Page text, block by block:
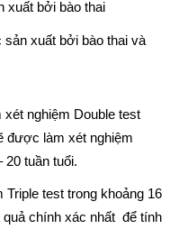
xuất bởi bào thai
xuất bởi bào thai và
nghiệm Double test
được làm xét nghiệm
20 tuần tuổi.
test trong khoảng 16
quả chính xác nhất để tính